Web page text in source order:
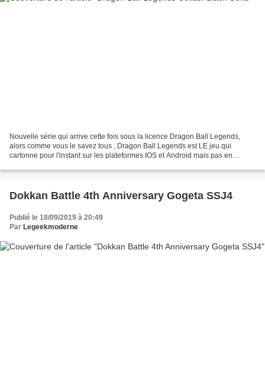
Nouvelle série qui arrive cette fois sous la licence Dragon Ball Legends,
alors comme vous le savez tous , Dragon Ball Legends est LE jeu qui
cartonne pour l'instant sur les plateformes IOS et Android mais pas en
Dokkan Battle 4th Anniversary Gogeta SSJ4
Publié le 18/09/2019 à 20:49
Par Legeekmoderne